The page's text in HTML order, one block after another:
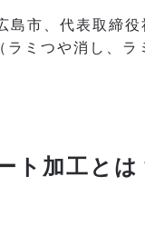
島市、代表取締役
ミつや消し、ラ
ト加工とは